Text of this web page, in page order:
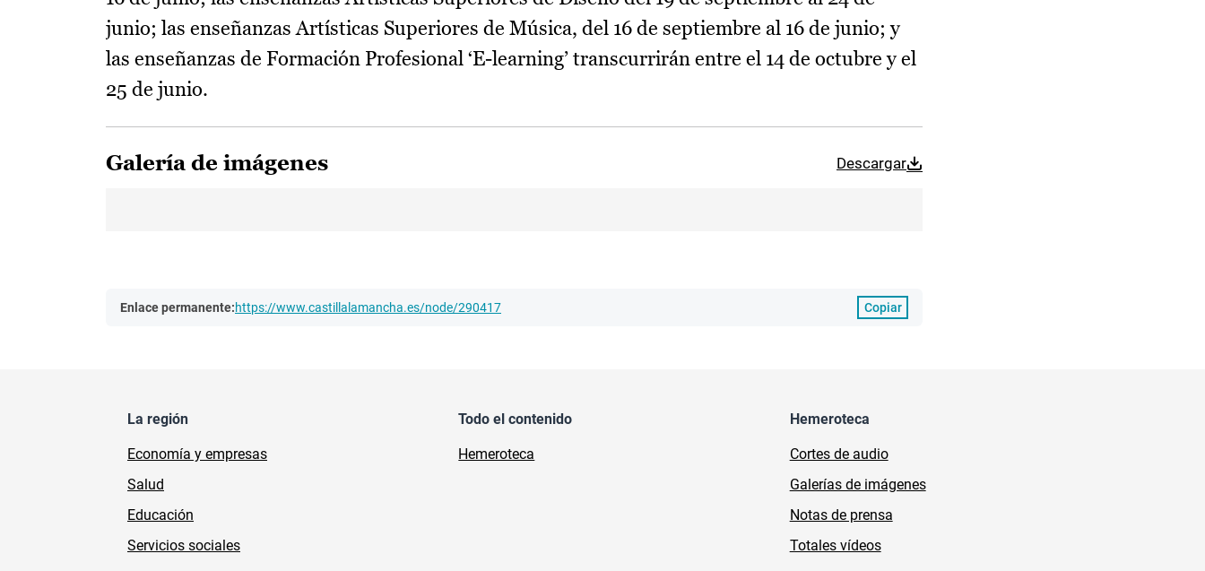
junio; las enseñanzas Artísticas Superiores de Música, del 16 de septiembre al 16 de junio; y
las enseñanzas de Formación Profesional ‘E-learning’ transcurrirán entre el 14 de octubre y el
25 de junio.
Galería de imágenes Descargar
Enlace permanente:https://www.castillalamancha.es/node/290417 Copiar
La región
Economía y empresas
Salud
Educación
Servicios sociales
Todo el contenido
Hemeroteca
Hemeroteca
Cortes de audio
Galerías de imágenes
Notas de prensa
Totales vídeos